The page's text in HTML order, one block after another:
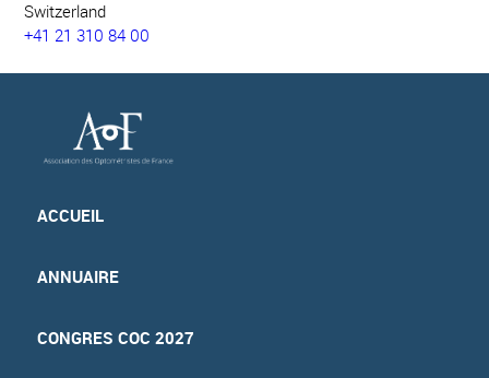
Switzerland
+41 21 310 84 00
ACCUEIL
ANNUAIRE
CONGRES COC 2027